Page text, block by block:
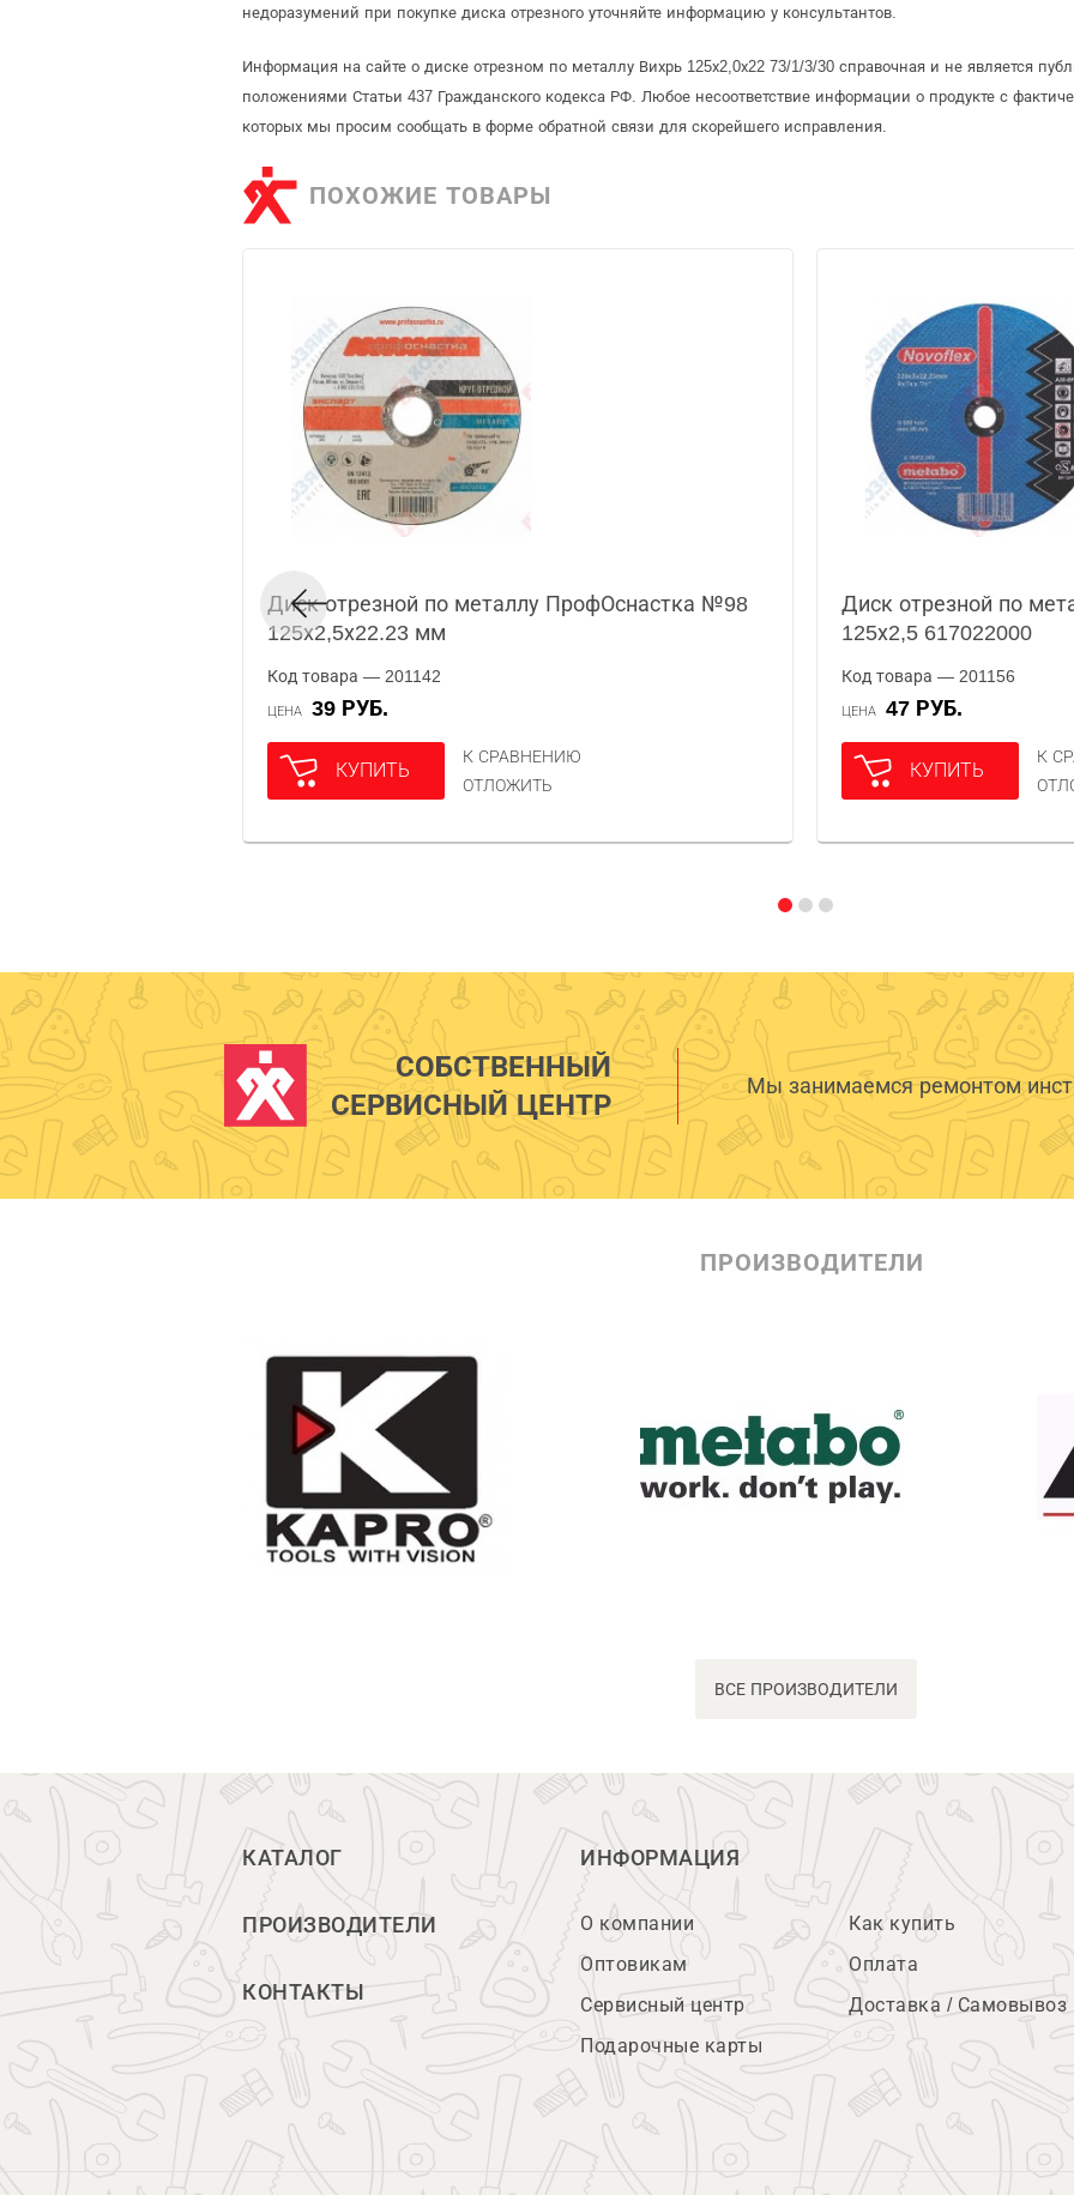
недоразумений при покупке диска отрезного уточняйте информацию у консультантов.
Информация на сайте о диске отрезном по металлу Вихрь 125х2,0х22 73/1/3/30 справочная и не является
положениями Статьи 437 Гражданского кодекса РФ. Любое несоответствие информации о продукте с
которых мы просим сообщать в форме обратной связи для скорейшего исправления.
ПОХОЖИЕ ТОВАРЫ
Диск отрезной по металлу ПрофОснастка №98
125х2,5х22.23 мм
Код товара — 201142
ЦЕНА 39 РУБ.
КУПИТЬ
К СРАВНЕНИЮ
ОТЛОЖИТЬ
Диск отрезной по
125х2,5 617022000
Код товара — 201156
ЦЕНА 47 РУБ.
КУПИТЬ
К
СОБСТВЕННЫЙ
СЕРВИСНЫЙ ЦЕНТР
Мы занимаемся ремонтом
ПРОИЗВОДИТЕЛИ
ВСЕ ПРОИЗВОДИТЕЛИ
КАТАЛОГ
ПРОИЗВОДИТЕЛИ
КОНТАКТЫ
ИНФОРМАЦИЯ
О компании
Оптовикам
Сервисный центр
Подарочные карты
Как купить
Оплата
Доставка / Самовывоз